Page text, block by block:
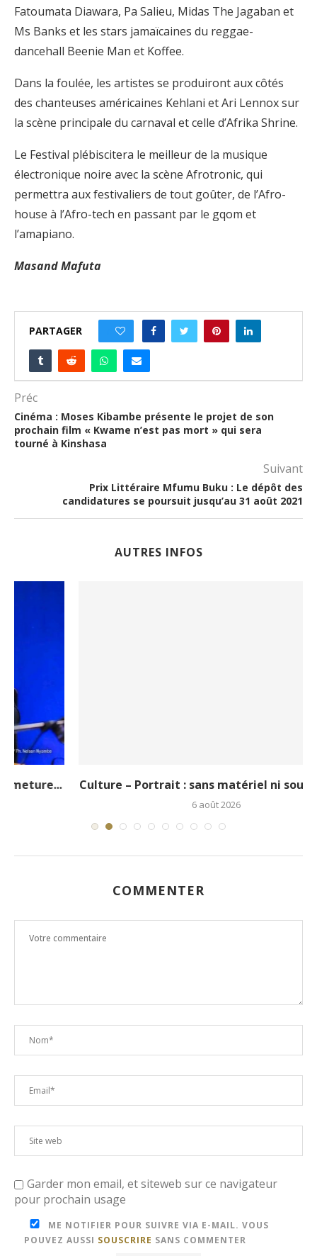
Fatoumata Diawara, Pa Salieu, Midas The Jagaban et
Ms Banks et les stars jamaïcaines du reggae-
dancehall Beenie Man et Koffee.
Dans la foulée, les artistes se produiront aux côtés
des chanteuses américaines Kehlani et Ari Lennox sur
la scène principale du carnaval et celle d’Afrika Shrine.
Le Festival plébiscitera le meilleur de la musique
électronique noire avec la scène Afrotronic, qui
permettra aux festivaliers de tout goûter, de l’Afro-
house à l’Afro-tech en passant par le gqom et
l’amapiano.
Masand Mafuta
PARTAGER
Préc
Cinéma : Moses Kibambe présente le projet de son
prochain film « Kwame n’est pas mort » qui sera
tourné à Kinshasa
Suivant
Prix Littéraire Mfumu Buku : Le dépôt des
candidatures se poursuit jusqu’au 31 août 2021
AUTRES INFOS
Culture – Portrait : sans matériel ni soutien, le...
COMMENTER
Garder mon email, et siteweb sur ce navigateur
pour prochain usage
ME NOTIFIER POUR SUIVRE VIA E-MAIL. VOUS
POUVEZ AUSSI SOUSCRIRE SANS COMMENTER